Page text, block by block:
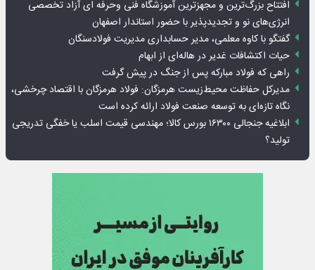
افتتاح بزرگ‌ترین و مجهزترین آموزشگاه فنی وحرفه ای آزاد تخصصی
انرژی‌های نو و تجدیدپذیر با حضور استاندار اصفهان
گفتگو با کاوه معلمی، مدیر حسابداری مدیریت فولادسنگان
حیات اکتشافات غدیر در هاله‌ای از ابهام
راهی که فولاد مبارکه پس از جنگ در پیش گرفت
مدیرکل حفاظت محیط‌زیست هرمزگان: فولاد هرمزگان با اقتصاد چرخشی،
نگاه تازه‌ای به توسعه صنعت فولاد ارائه کرده است
ابلاغیه جنجالی ۱۶۳۰۰ بورس کالا؛ مهندسی قیمت اسلب یا خفگی تدریجی
تولید؟